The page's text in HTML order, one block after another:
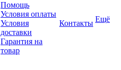
Помощь
Условия оплаты
Условия
доставки
Гарантия на
товар
Контакты Ещё